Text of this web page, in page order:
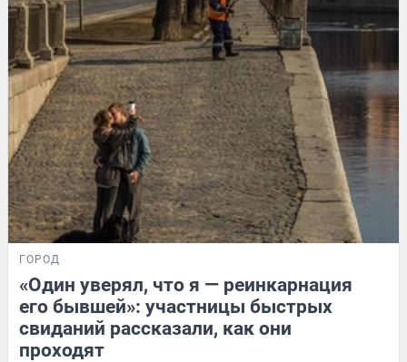
ГОРОД
«Один уверял, что я — реинкарнация
его бывшей»: участницы быстрых
свиданий рассказали, как они
проходят